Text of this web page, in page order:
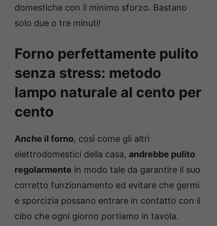
domestiche con il minimo sforzo. Bastano
solo due o tre minuti!
Forno perfettamente pulito
senza stress: metodo
lampo naturale al cento per
cento
Anche il forno, così come gli altri
elettrodomestici della casa, andrebbe pulito
regolarmente in modo tale da garantire il suo
corretto funzionamento ed evitare che germi
e sporcizia possano entrare in contatto con il
cibo che ogni giorno portiamo in tavola.